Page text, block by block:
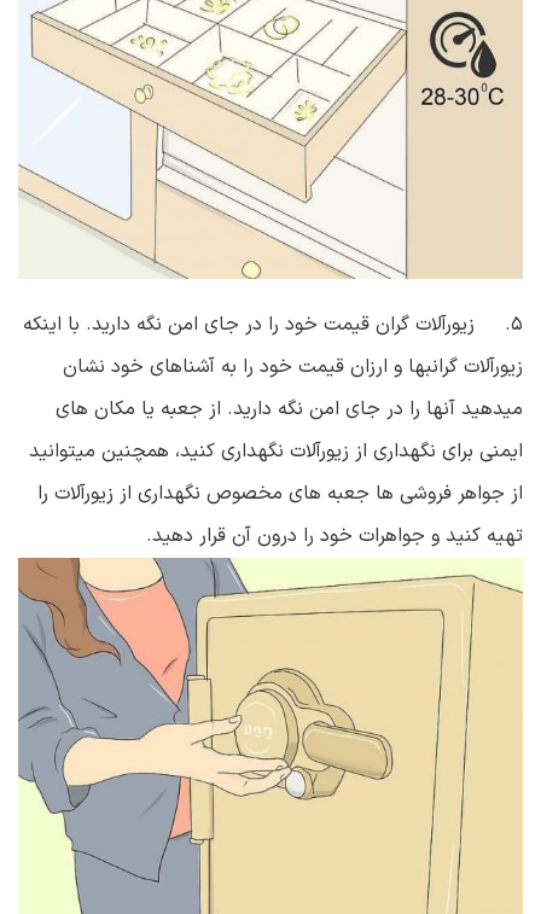
۵. زیورآلات گران قیمت خود را در جای امن نگه دارید. با اینکه
زیورآلات گرانبها و ارزان قیمت خود را به آشناهای خود نشان
میدهید آنها را در جای امن نگه دارید. از جعبه یا مکان های
ایمنی برای نگهداری از زیورآلات نگهداری کنید، همچنین میتوانید
از جواهر فروشی ها جعبه های مخصوص نگهداری از زیورآلات را
تهیه کنید و جواهرات خود را درون آن قرار دهید.